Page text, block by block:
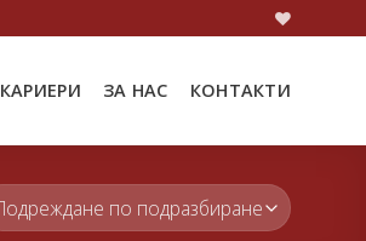
КАРИЕРИ ЗА НАС КОНТАКТИ